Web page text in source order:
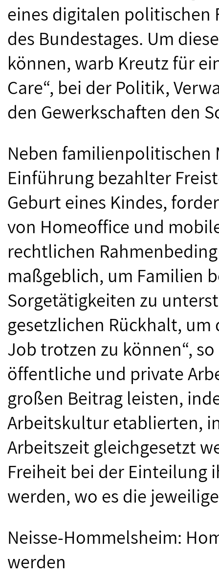
eines digitalen politischen
des Bundestages. Um
können, warb Kreutz für
Care“, bei der Politik,
den Gewerkschaften den
Neben familienpolitischen
Einführung bezahlter
Geburt eines Kindes,
von Homeoffice und
rechtlichen
maßgeblich, um Familien
Sorgetätigkeiten zu
gesetzlichen Rückhalt,
Job trotzen zu können“,
öffentliche und private
großen Beitrag leisten,
Arbeitskultur etablierten,
Arbeitszeit gleichgesetzt
Freiheit bei der Einteilung
werden, wo es die
Neisse-Hommelsheim:
werden